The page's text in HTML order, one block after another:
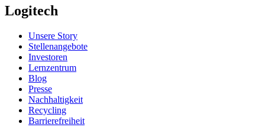
Logitech
Unsere Story
Stellenangebote
Investoren
Lernzentrum
Blog
Presse
Nachhaltigkeit
Recycling
Barrierefreiheit